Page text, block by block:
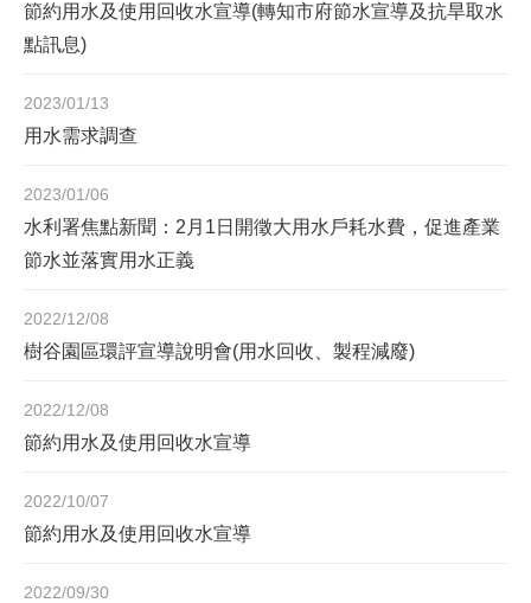
節約用水及使用回收水宣導(轉知市府節水宣導及抗旱取水
點訊息)
2023/01/13
用水需求調查
2023/01/06
水利署焦點新聞：2月1日開徵大用水戶耗水費，促進產業
節水並落實用水正義
2022/12/08
樹谷園區環評宣導說明會(用水回收、製程減廢)
2022/12/08
節約用水及使用回收水宣導
2022/10/07
節約用水及使用回收水宣導
2022/09/30